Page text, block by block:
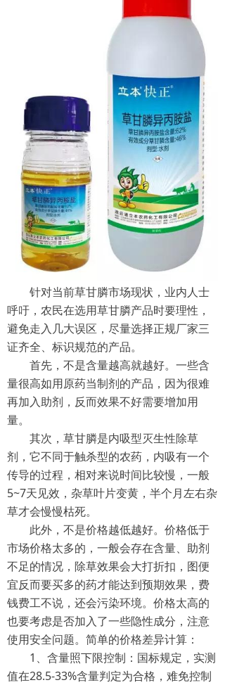
针对当前草甘膦市场现状，业内人士
呼吁，农民在选用草甘膦产品时要理性，
避免走入几大误区，尽量选择正规厂家三
证齐全、标识规范的产品。
首先，不是含量越高就越好。一些含
量很高如用原药当制剂的产品，因为很难
再加入助剂，反而效果不好需要增加用
量。
其次，草甘膦是内吸型灭生性除草
剂，它不同于触杀型的农药，内吸有一个
传导的过程，相对来说时间比较慢，一般
5~7天见效，杂草叶片变黄，半个月左右杂
草才会慢慢枯死。
此外，不是价格越低越好。价格低于
市场价格太多的，一般会存在含量、助剂
不足的情况，除草效果会大打折扣，图便
宜反而要买多的药才能达到预期效果，费
钱费工不说，还会污染环境。价格太高的
也要考虑是否加入了一些隐性成分，注意
使用安全问题。简单的价格差异计算：
1、含量照下限控制：国标规定，实测
值在28.5-33%含量判定为合格，难免控制